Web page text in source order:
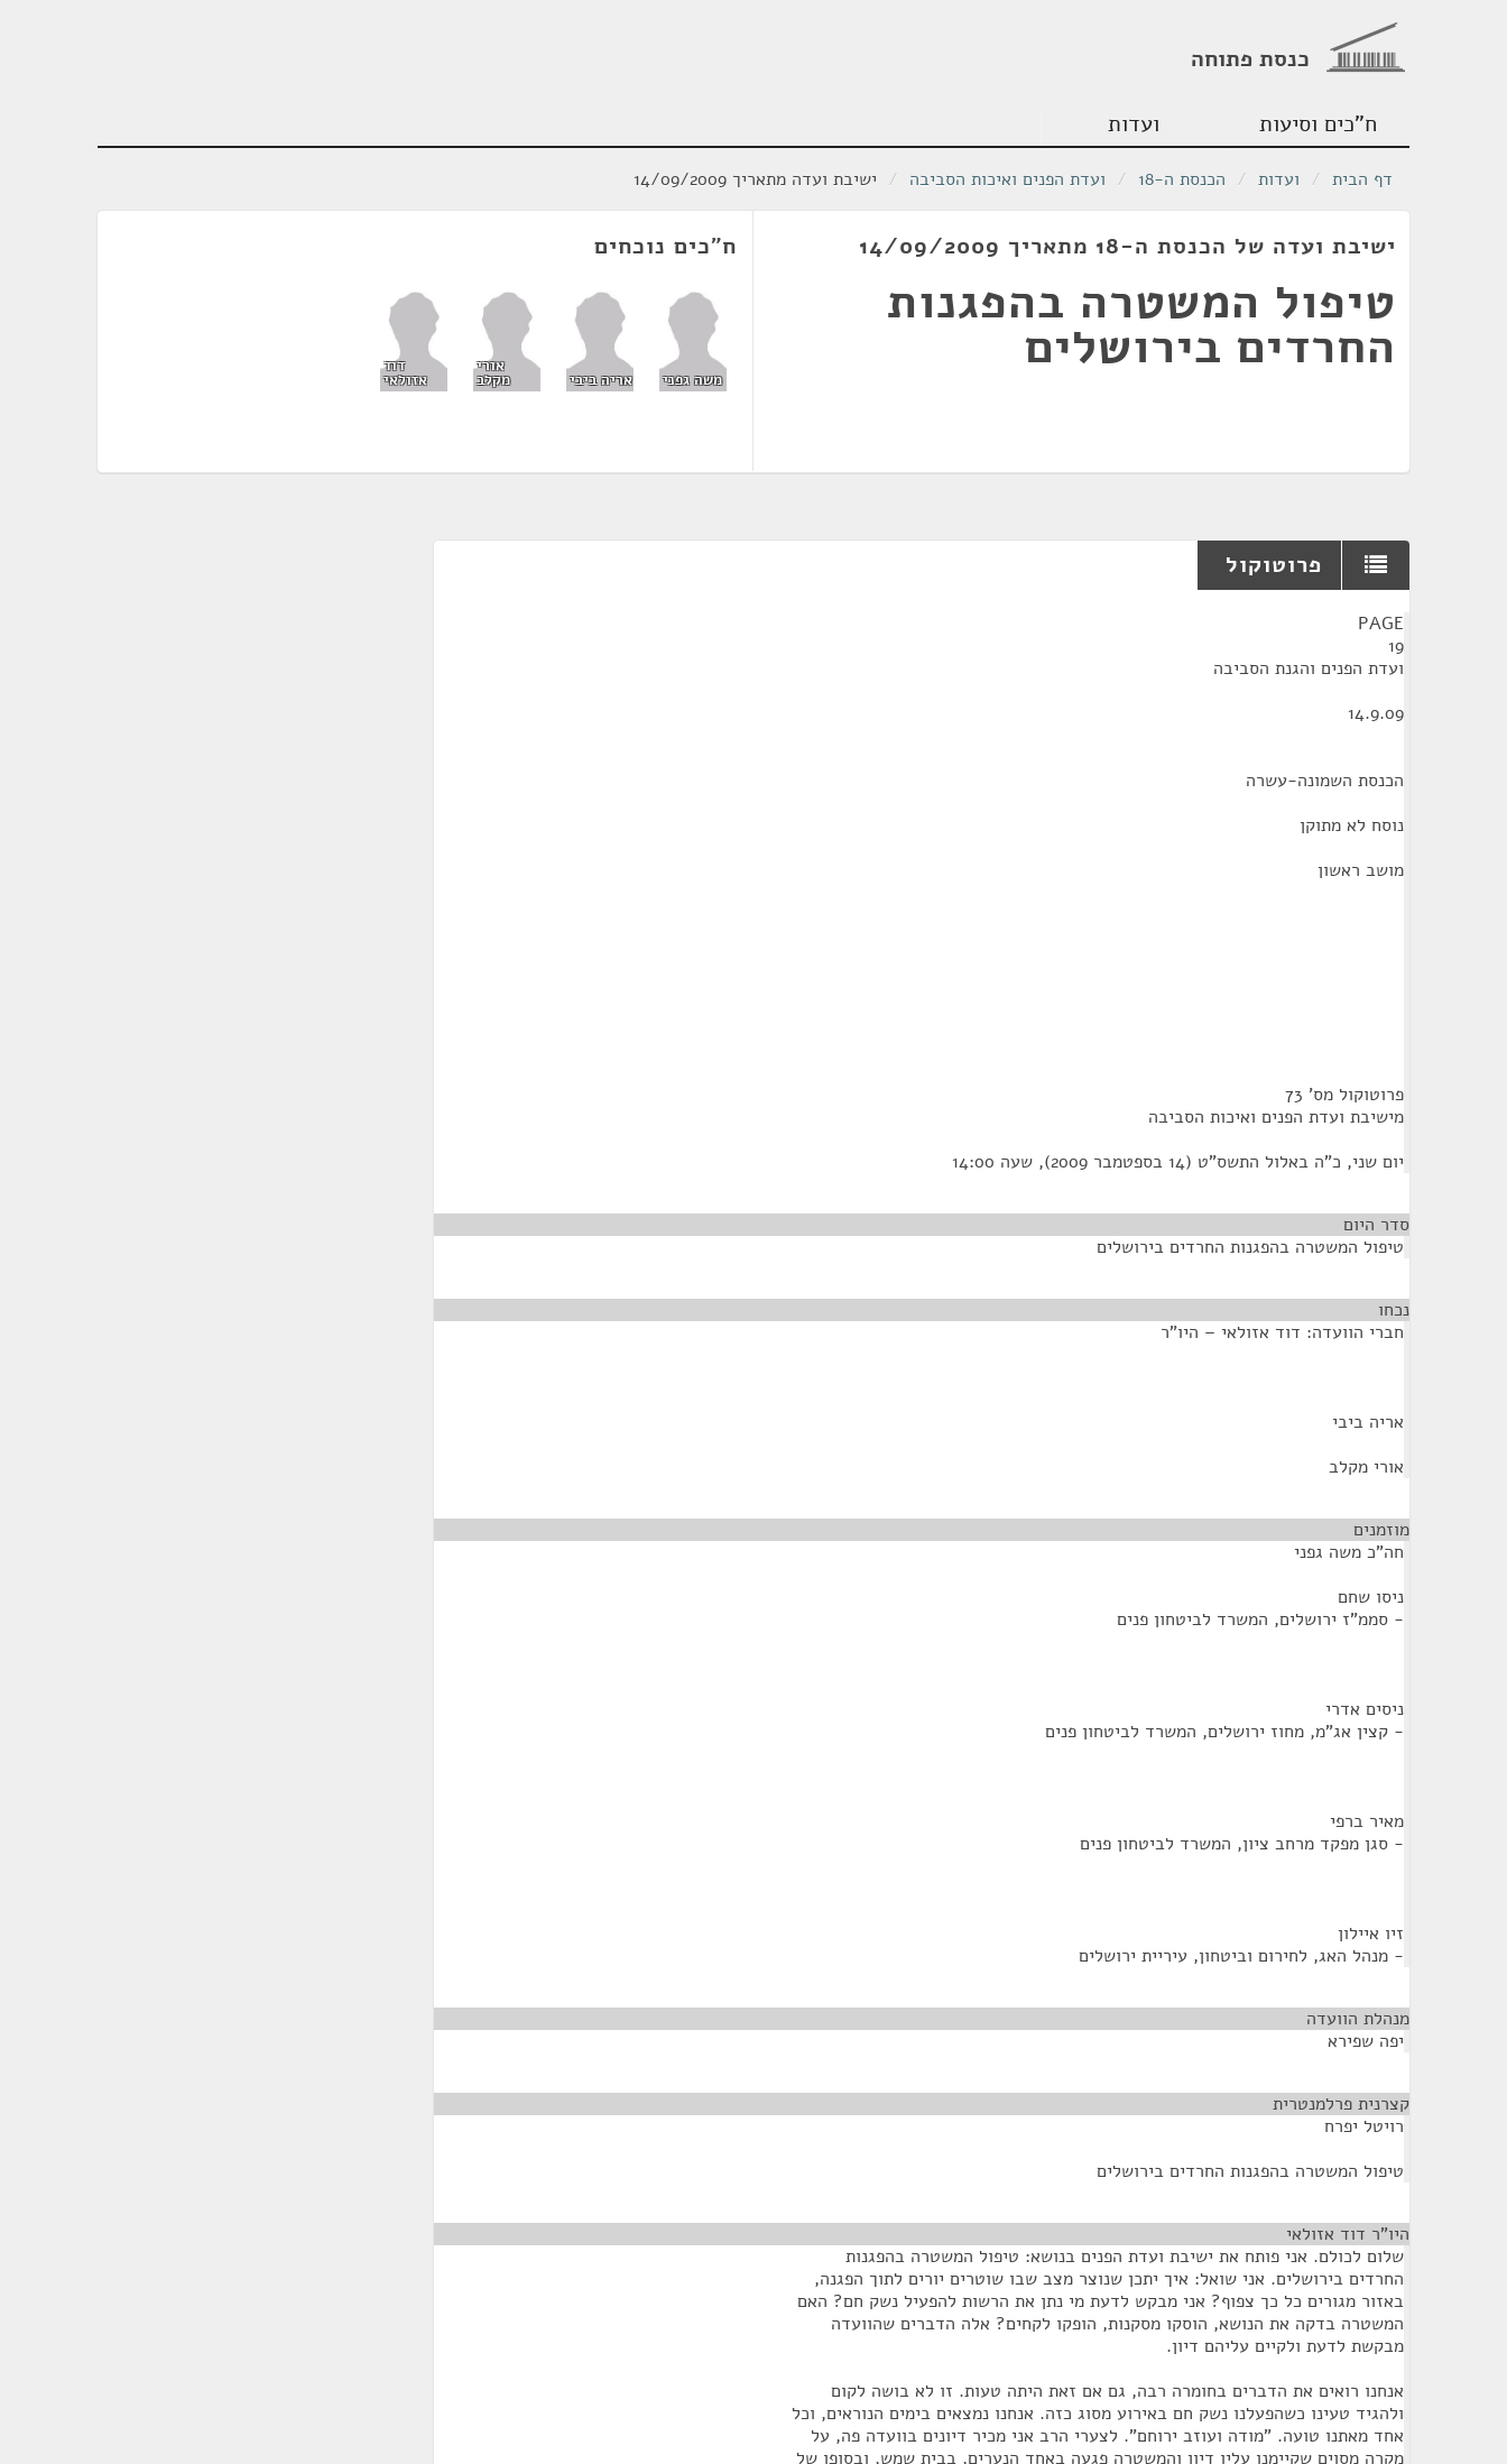
כנסת פתוחה
ח"כים וסיעות ועדות
דף הבית / ועדות / הכנסת ה-18 / ועדת הפנים ואיכות הסביבה / ישיבת ועדה מתאריך 14/09/2009
ישיבת ועדה של הכנסת ה-18 מתאריך 14/09/2009
טיפול המשטרה בהפגנות
החרדים בירושלים
ח"כים נוכחים
משה גפני אריה ביבי
אורי
מקלב
דוד
אזולאי
פרוטוקול
PAGE
19
ועדת הפנים והגנת הסביבה
14.9.09
הכנסת השמונה-עשרה
נוסח לא מתוקן
מושב ראשון
פרוטוקול מס' 73
מישיבת ועדת הפנים ואיכות הסביבה
יום שני, כ"ה באלול התשס"ט (14 בספטמבר 2009), שעה 14:00
סדר היום
טיפול המשטרה בהפגנות החרדים בירושלים
נכחו
חברי הוועדה: דוד אזולאי – היו"ר
אריה ביבי
אורי מקלב
מוזמנים
חה"כ משה גפני
ניסו שחם
- סממ"ז ירושלים, המשרד לביטחון פנים
ניסים אדרי
- קצין אג"מ, מחוז ירושלים, המשרד לביטחון פנים
מאיר ברפי
- סגן מפקד מרחב ציון, המשרד לביטחון פנים
זיו איילון
- מנהל האג, לחירום וביטחון, עיריית ירושלים
מנהלת הוועדה
יפה שפירא
קצרנית פרלמנטרית
רויטל יפרח
טיפול המשטרה בהפגנות החרדים בירושלים
היו"ר דוד אזולאי
שלום לכולם. אני פותח את ישיבת ועדת הפנים בנושא: טיפול המשטרה בהפגנות
החרדים בירושלים. אני שואל: איך יתכן שנוצר מצב שבו שוטרים יורים לתוך הפגנה,
באזור מגורים כל כך צפוף? אני מבקש לדעת מי נתן את הרשות להפעיל נשק חם? האם
המשטרה בדקה את הנושא, הוסקו מסקנות, הופקו לקחים? אלה הדברים שהוועדה
מבקשת לדעת ולקיים עליהם דיון.
אנחנו רואים את הדברים בחומרה רבה, גם אם זאת היתה טעות. זו לא בושה לקום
ולהגיד טעינו כשהפעלנו נשק חם באירוע מסוג כזה. אנחנו נמצאים בימים הנוראים, וכל
אחד מאתנו טועה. "מודה ועוזב ירוחם". לצערי הרב אני מכיר דיונים בוועדה פה, על
מקרה מסוים שקיימנו עליו דיון והמשטרה פגעה באחד הנערים, בבית שמש, ובסופו של